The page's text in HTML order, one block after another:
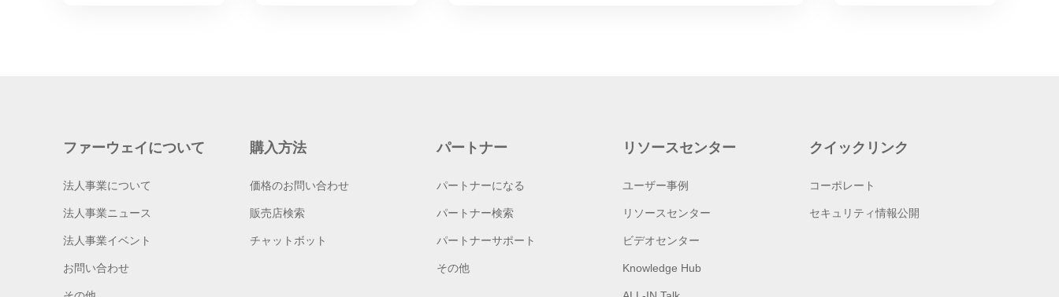
ファーウェイについて
法人事業について
法人事業ニュース
法人事業イベント
お問い合わせ
購入方法
価格のお問い合わせ
販売店検索
チャットボット
パートナー
パートナーになる
パートナー検索
パートナーサポート
その他
リソースセンター
ユーザー事例
リソースセンター
ビデオセンター
Knowledge Hub
クイックリンク
コーポレート
セキュリティ情報公開